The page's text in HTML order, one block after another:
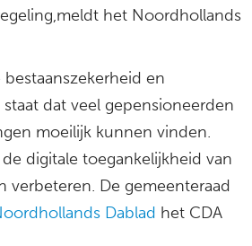
het Noordhollands
en
dat veel gepensioneerden
moeilijk kunnen vinden.
digitale toegankelijkheid van
verbeteren. De gemeenteraad
Dablad het CDA